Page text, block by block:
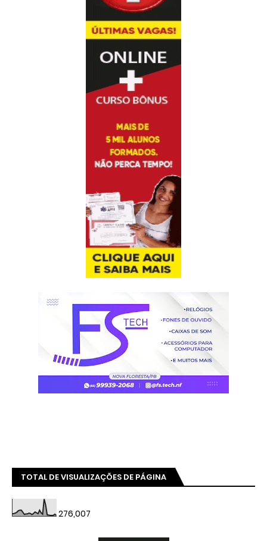
TOTAL DE VISUALIZAÇÕES DE PÁGINA
276,007